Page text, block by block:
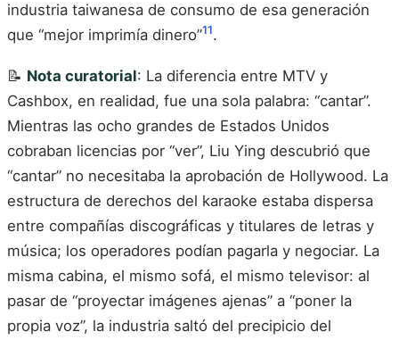
industria taiwanesa de consumo de esa generación
que “mejor imprimía dinero”11.
📝 Nota curatorial: La diferencia entre MTV y
Cashbox, en realidad, fue una sola palabra: “cantar”.
Mientras las ocho grandes de Estados Unidos
cobraban licencias por “ver”, Liu Ying descubrió que
“cantar” no necesitaba la aprobación de Hollywood. La
estructura de derechos del karaoke estaba dispersa
entre compañías discográficas y titulares de letras y
música; los operadores podían pagarla y negociar. La
misma cabina, el mismo sofá, el mismo televisor: al
pasar de “proyectar imágenes ajenas” a “poner la
propia voz”, la industria saltó del precipicio del